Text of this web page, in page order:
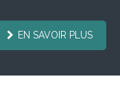
EN SAVOIR PLUS